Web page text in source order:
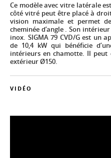
Ce modèle avec vitre latérale
côté vitré peut être placé à
vision maximale et permet
cheminée d’angle . Son
inox. SIGMA 79 CVD/G est un
de 10,4 kW qui bénéficie
intérieurs en chamotte. Il peut
extérieur Ø150.
VIDÉO